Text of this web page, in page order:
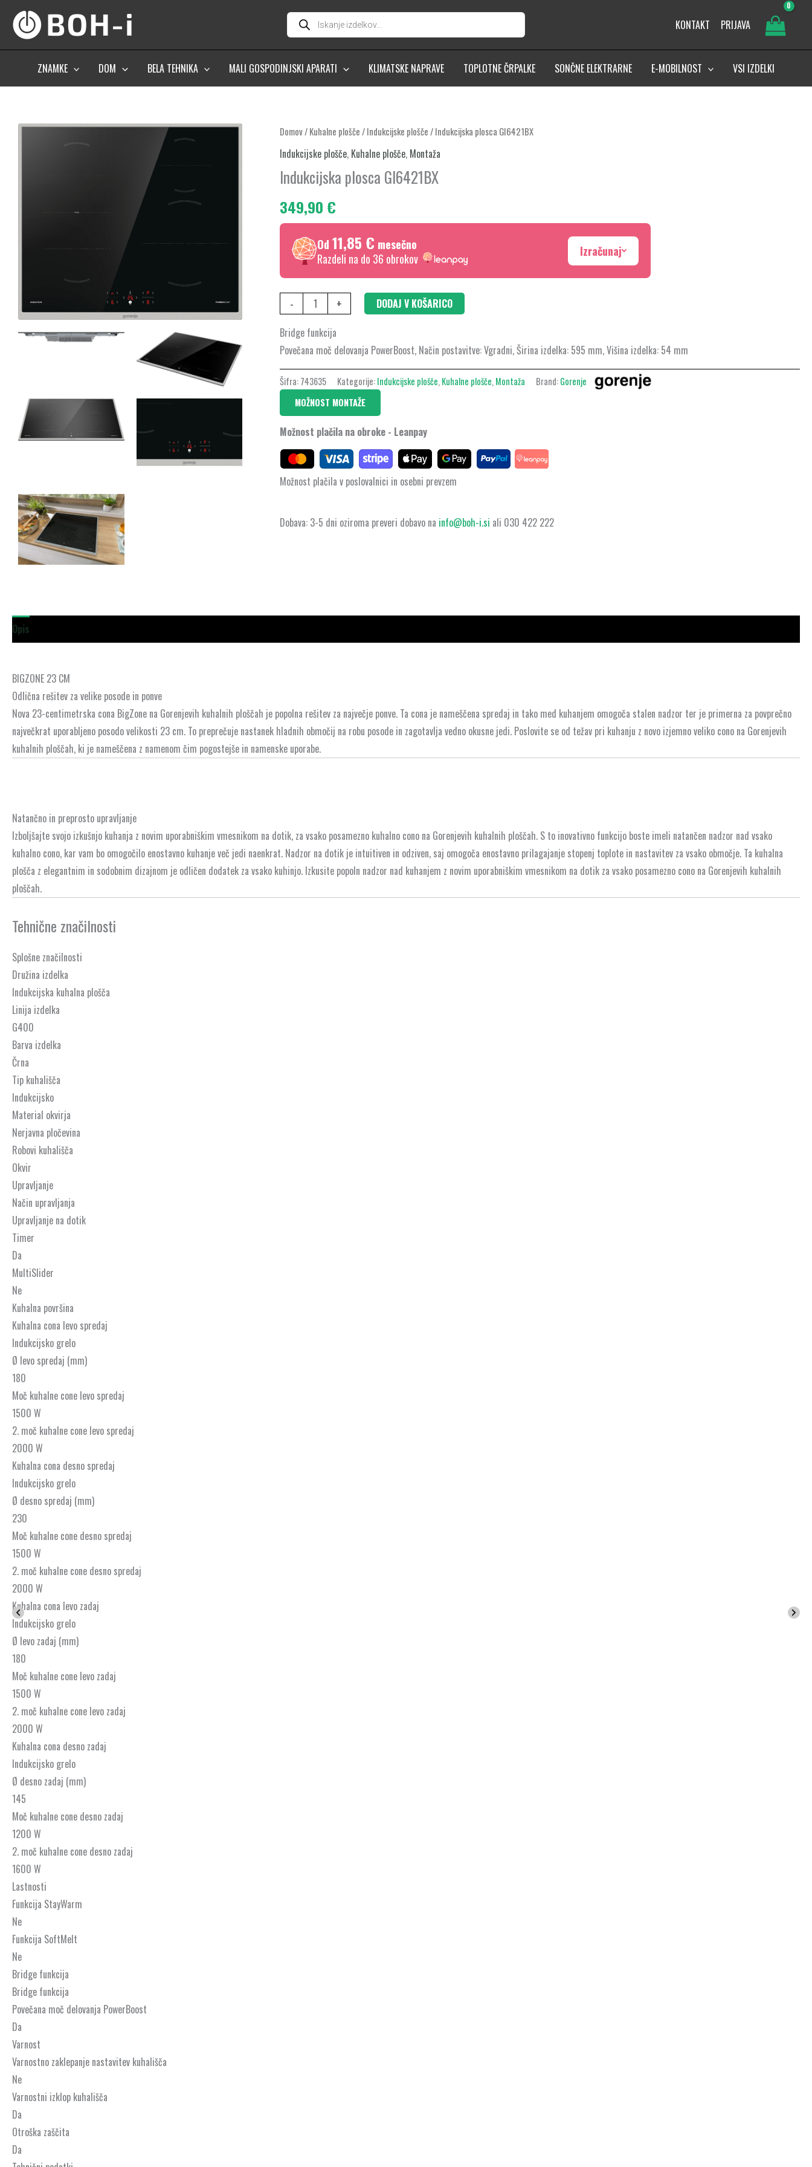
content
Products
search KONTAKT PRIJAVA
ZNAMKE DOM BELA TEHNIKA MALI GOSPODINJSKI APARATI KLIMATSKE NAPRAVE TOPLOTNE ČRPALKE SONČNE ELEKTRARNE E-MOBILNOST VSI IZDELKI
Domov/Kuhalne plošče/Indukcijske plošče/ Indukcijska plosca GI6421BX
Indukcijske plošče, Kuhalne plošče, Montaža
Indukcijska plosca GI6421BX
349,90 €
Od11,85 € mesečno
Razdeli na do 36 obrokov
Izračunaj
-
Indukcijska
plosca
količina
+
DODAJ V KOŠARICO
Bridge funkcija
Povečana moč delovanja PowerBoost, Način postavitve: Vgradni, Širina izdelka: 595 mm, Višina izdelka: 54 mm
Šifra:743635 Kategorije:Indukcijske plošče,Kuhalne plošče,Montaža Brand:Gorenje
MOŽNOST MONTAŽE
Možnost plačila na obroke - Leanpay
Možnost plačila v poslovalnici in osebni prevzem
Dobava: 3-5 dni oziroma preveri dobavo na info@boh-i.si ali 030 422 222
Opis
BIGZONE 23 CM
Odlična rešitev za velike posode in ponve
Nova 23-centimetrska cona BigZone na Gorenjevih kuhalnih ploščah je popolna rešitev za največje ponve. Ta cona je nameščena spredaj in tako med kuhanjem omogoča stalen nadzor ter je primerna za povprečno
največkrat uporabljeno posodo velikosti 23 cm. To preprečuje nastanek hladnih območij na robu posode in zagotavlja vedno okusne jedi. Poslovite se od težav pri kuhanju z novo izjemno veliko cono na Gorenjevih
kuhalnih ploščah, ki je nameščena z namenom čim pogostejše in namenske uporabe.
Natančno in preprosto upravljanje
Izboljšajte svojo izkušnjo kuhanja z novim uporabniškim vmesnikom na dotik, za vsako posamezno kuhalno cono na Gorenjevih kuhalnih ploščah. S to inovativno funkcijo boste imeli natančen nadzor nad vsako
kuhalno cono, kar vam bo omogočilo enostavno kuhanje več jedi naenkrat. Nadzor na dotik je intuitiven in odziven, saj omogoča enostavno prilagajanje stopenj toplote in nastavitev za vsako območje. Ta kuhalna
plošča z elegantnim in sodobnim dizajnom je odličen dodatek za vsako kuhinjo. Izkusite popoln nadzor nad kuhanjem z novim uporabniškim vmesnikom na dotik za vsako posamezno cono na Gorenjevih kuhalnih
ploščah.
Tehnične značilnosti
Splošne značilnosti
Družina izdelka
Indukcijska kuhalna plošča
Linija izdelka
G400
Barva izdelka
Črna
Tip kuhališča
Indukcijsko
Material okvirja
Nerjavna pločevina
Robovi kuhališča
Okvir
Upravljanje
Način upravljanja
Upravljanje na dotik
Timer
Da
MultiSlider
Ne
Kuhalna površina
Kuhalna cona levo spredaj
Indukcijsko grelo
Ø levo spredaj (mm)
180
Moč kuhalne cone levo spredaj
1500 W
2. moč kuhalne cone levo spredaj
2000 W
Kuhalna cona desno spredaj
Indukcijsko grelo
Ø desno spredaj (mm)
230
Moč kuhalne cone desno spredaj
1500 W
2. moč kuhalne cone desno spredaj
2000 W
Kuhalna cona levo zadaj
Indukcijsko grelo
Ø levo zadaj (mm)
180
Moč kuhalne cone levo zadaj
1500 W
2. moč kuhalne cone levo zadaj
2000 W
Kuhalna cona desno zadaj
Indukcijsko grelo
Ø desno zadaj (mm)
145
Moč kuhalne cone desno zadaj
1200 W
2. moč kuhalne cone desno zadaj
1600 W
Lastnosti
Funkcija StayWarm
Ne
Funkcija SoftMelt
Ne
Bridge funkcija
Bridge funkcija
Povečana moč delovanja PowerBoost
Da
Varnost
Varnostno zaklepanje nastavitev kuhališča
Ne
Varnostni izklop kuhališča
Da
Otroška zaščita
Da